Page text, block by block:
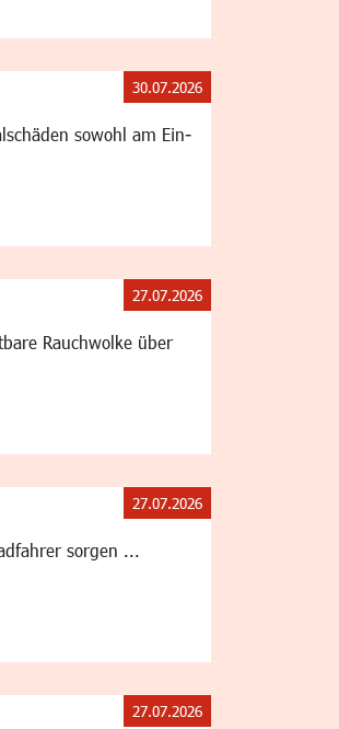
sowohl am Ein-
30.07.2026
Rauchwolke über
27.07.2026
sorgen ...
27.07.2026
27.07.2026